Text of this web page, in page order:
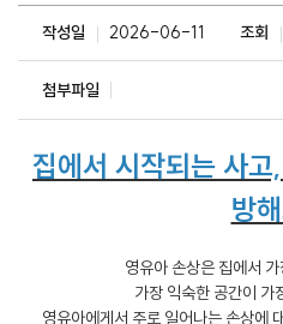
작성일 2026-06-11 조회
첨부파일
집에서 시작되는 사
방
영유아 손상은 집에서
가장 익숙한 공간이 가
영유아에게서 주로 일어나는 손상에